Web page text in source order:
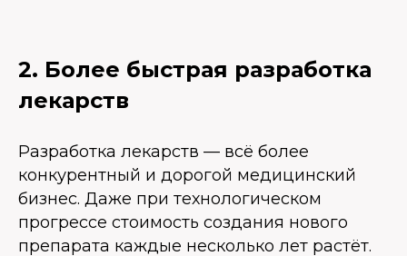
2. Более быстрая разработка
лекарств
Разработка лекарств — всё более
конкурентный и дорогой медицинский
бизнес. Даже при технологическом
прогрессе стоимость создания нового
препарата каждые несколько лет растёт.